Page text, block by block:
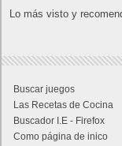
Lo más visto y
Buscar juegos
Las Recetas de Cocina
Buscador I.E - Firefox
Como página de inico